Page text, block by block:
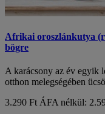
Afrikai oroszlánkutya
bögre
A karácsony az év egyik
otthon melegségében
3.290 Ft ÁFA nélkül: